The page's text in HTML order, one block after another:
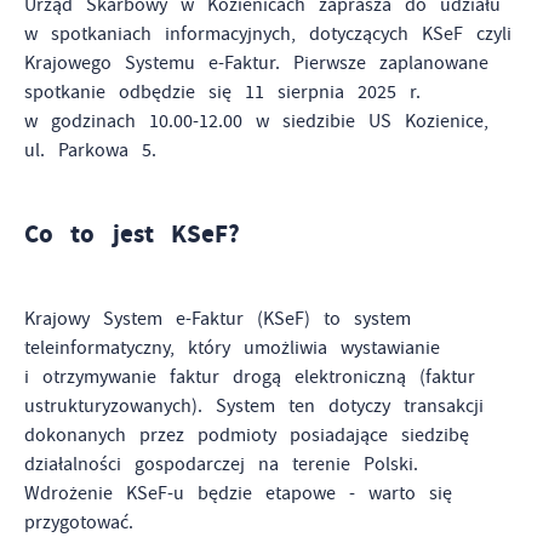
Urząd Skarbowy w Kozienicach zaprasza do udziału
w spotkaniach informacyjnych, dotyczących KSeF czyli
Krajowego Systemu e-Faktur. Pierwsze zaplanowane
spotkanie odbędzie się 11 sierpnia 2025 r.
w godzinach 10.00-12.00 w siedzibie US Kozienice,
ul. Parkowa 5.
Co to jest KSeF?
Krajowy System e-Faktur (KSeF) to system
teleinformatyczny, który umożliwia wystawianie
i otrzymywanie faktur drogą elektroniczną (faktur
ustrukturyzowanych). System ten dotyczy transakcji
dokonanych przez podmioty posiadające siedzibę
działalności gospodarczej na terenie Polski.
Wdrożenie KSeF-u będzie etapowe - warto się
przygotować.
korzystasz, może działać bez zakłóceń.
Zapoznaj się zPOLITYKĄ PRYWATNOŚCI I PLIKÓW COOKIES
Tego typu pliki cookies umożliwiają stronie internetowej
zapamiętanie wprowadzonych przez Ciebie ustawień oraz
personalizację określonych funkcjonalności czy
prezentowanych treści.
Wyrażenie zgody na funkcjonalne i personalizacyjne pliki
Analityczne
dostosowywać do Twoich potrzeb.
Cookies analityczne pozwalają na uzyskanie informacji w
zakresie wykorzystywania witryny internetowej, miejsca oraz
częstotliwości, z jaką odwiedzane są nasze serwisy www.
Dane pozwalają nam na ocenę naszych serwisów
internetowych pod względem ich popularności wśród
użytkowników. Zgromadzone informacje są przetwarzane w
formie zanonimizowanej. Wyrażenie zgody na analityczne
Więcej
Reklamowe
Dzięki reklamowym plikom cookies prezentujemy Ci
najciekawsze informacje i aktualności na stronach naszych